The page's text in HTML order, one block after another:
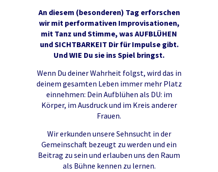
An diesem (besonderen) Tag erforschen
wir mit performativen Improvisationen,
mit Tanz und Stimme, was AUFBLÜHEN
und SICHTBARKEIT Dir für Impulse gibt.
Und WIE Du sie ins Spiel bringst.
Wenn Du deiner Wahrheit folgst, wird das in
deinem gesamten Leben immer mehr Platz
einnehmen: Dein Aufblühen als DU: im
Körper, im Ausdruck und im Kreis anderer
Frauen.
Wir erkunden unsere Sehnsucht in der
Gemeinschaft bezeugt zu werden und ein
Beitrag zu sein und erlauben uns den Raum
als Bühne kennen zu lernen.